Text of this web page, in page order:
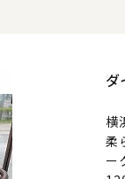
ダ
横
柔
ー